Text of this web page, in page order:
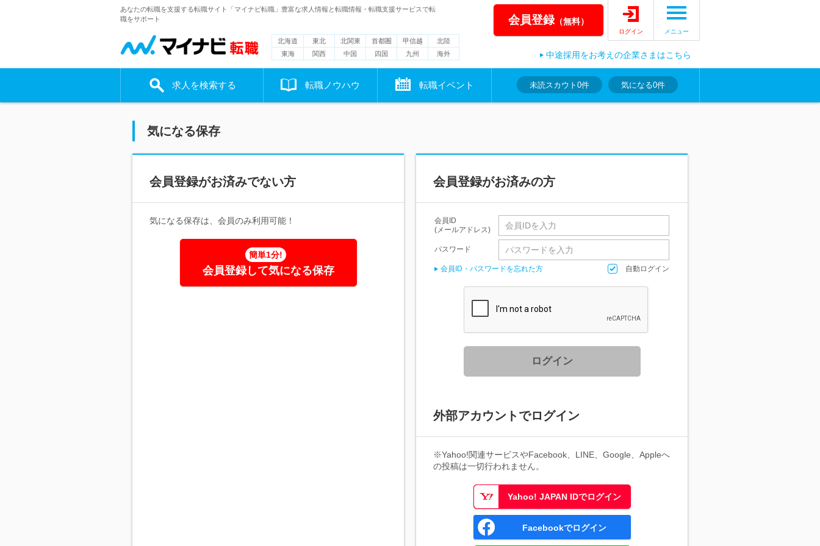
あなたの転職を支援する転職サイト「マイナビ転職」豊富な求人情報と転職情報・転職支援サービスで転
職をサポート
北海道 東北 北関東 首都圏 甲信越
北陸
東海
関西 中国 四国 九州 海外
会員登録（無料）
ログイン メニュー
中途採用をお考えの企業さまはこちら
求人を検索する 転職ノウハウ 転職イベント 未読スカウト 0件 気になる0件
気になる保存
会員登録がお済みでない方
気になる保存は、会員のみ利用可能！
簡単1分!
会員登録して気になる保存
会員登録がお済みの方
会員ID
(メールアドレス)
パスワード
会員ID・パスワードを忘れた方 自動ログイン
ログイン
外部アカウントでログイン
※Yahoo!関連サービスやFacebook、LINE、Google、Appleへ
の投稿は一切行われません。
Yahoo! JAPAN IDでログイン
Facebookでログイン